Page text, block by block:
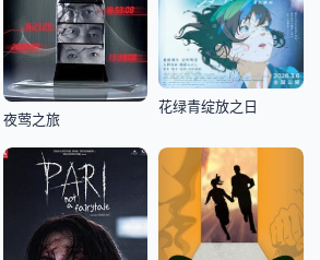
夜莺之旅
花绿青绽放之日